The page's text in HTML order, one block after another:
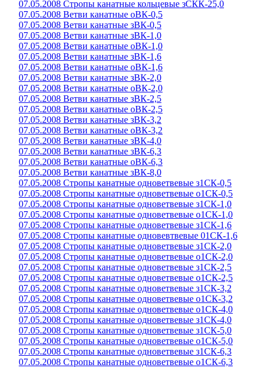
07.05.2008 Стропы канатные кольцевые зСКК-25,0
07.05.2008 Ветви канатные оВК-0,5
07.05.2008 Ветви канатные зВК-0,5
07.05.2008 Ветви канатные зВК-1,0
07.05.2008 Ветви канатные оВК-1,0
07.05.2008 Ветви канатные зВК-1,6
07.05.2008 Ветви канатные оВК-1,6
07.05.2008 Ветви канатные зВК-2,0
07.05.2008 Ветви канатные оВК-2,0
07.05.2008 Ветви канатные зВК-2,5
07.05.2008 Ветви канатные оВК-2,5
07.05.2008 Ветви канатные зВК-3,2
07.05.2008 Ветви канатные оВК-3,2
07.05.2008 Ветви канатные зВК-4,0
07.05.2008 Ветви канатные зВК-6,3
07.05.2008 Ветви канатные оВК-6,3
07.05.2008 Ветви канатные зВК-8,0
07.05.2008 Стропы канатные одноветвевые з1СК-0,5
07.05.2008 Стропы канатные одноветвевые о1СК-0,5
07.05.2008 Стропы канатные одноветвевые з1СК-1,0
07.05.2008 Стропы канатные одноветвевые о1СК-1,0
07.05.2008 Стропы канатные одноветвевые з1СК-1,6
07.05.2008 Стропы канатные одновевтвевые 01СК-1,6
07.05.2008 Стропы канатные одноветвевые з1СК-2,0
07.05.2008 Стропы канатные одноветвевые о1СК-2,0
07.05.2008 Стропы канатные одноветвевые з1СК-2,5
07.05.2008 Стропы канатные одноветвевые о1СК-2,5
07.05.2008 Стропы канатные одноветвевые з1СК-3,2
07.05.2008 Стропы канатные одноветвевые о1СК-3,2
07.05.2008 Стропы канатные одноветвевые о1СК-4,0
07.05.2008 Стропы канатные одноветвевые з1СК-4,0
07.05.2008 Стропы канатные одноветвевые з1СК-5,0
07.05.2008 Стропы канатные одноветвевые о1СК-5,0
07.05.2008 Стропы канатные одноветвевые з1СК-6,3
07.05.2008 Стропы канатные одноветвевые о1СК-6,3